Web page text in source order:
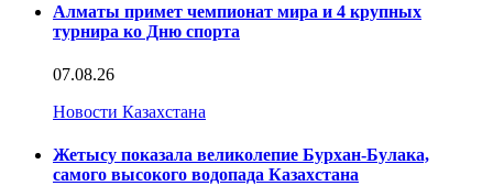
Алматы примет чемпионат мира и 4 крупных
турнира ко Дню спорта
07.08.26
Новости Казахстана
Жетысу показала великолепие Бурхан-Булака,
самого высокого водопада Казахстана